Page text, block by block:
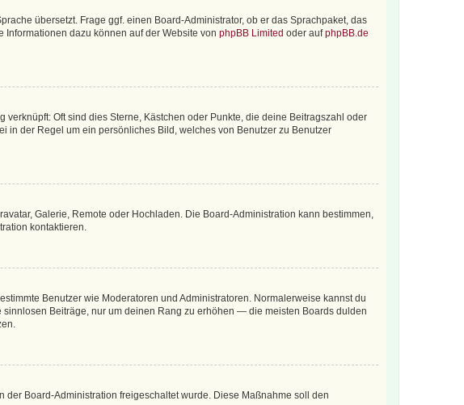
übersetzt. Frage ggf. einen Board-Administrator, ob er das Sprachpaket, das
dazu können auf der Website von phpBB Limited oder aufphpBB.de
Oft sind dies Sterne, Kästchen oder Punkte, die deine Beitragszahl oder
in der Regel um ein persönliches Bild, welches von Benutzer zu Benutzer
Galerie, Remote oder Hochladen. Die Board-Administration kann bestimmen,
kontaktieren.
Benutzer wie Moderatoren und Administratoren. Normalerweise kannst du
Beiträge, nur um deinen Rang zu erhöhen — die meisten Boards dulden
Board-Administration freigeschaltet wurde. Diese Maßnahme soll den